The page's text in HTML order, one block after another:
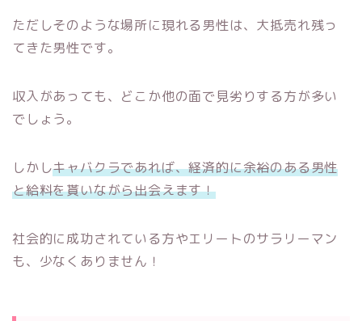
ただしそのような場所に現れる男性は、大抵売れ残っ
てきた男性です。
収入があっても、どこか他の面で見劣りする方が多い
でしょう。
しかしキャバクラであれば、経済的に余裕のある男性
と給料を貰いながら出会えます！
社会的に成功されている方やエリートのサラリーマン
も、少なくありません！